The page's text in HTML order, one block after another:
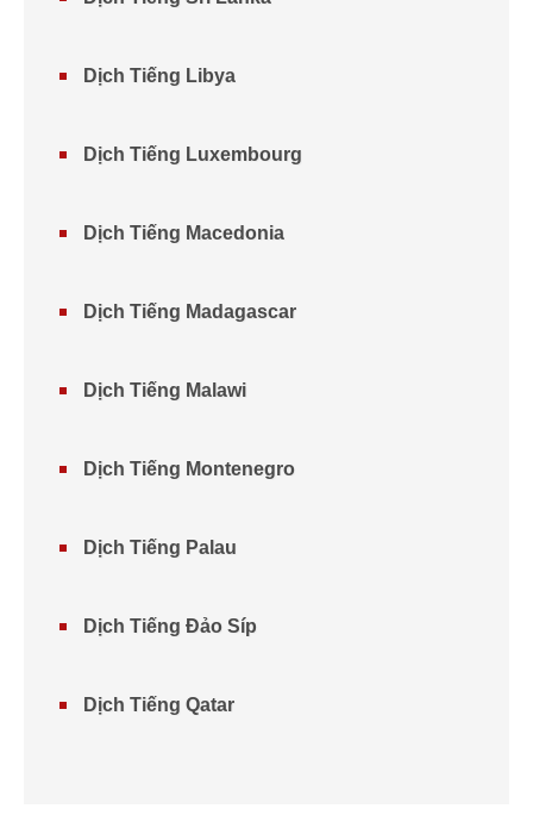
Dịch Tiếng Libya
Dịch Tiếng Luxembourg
Dịch Tiếng Macedonia
Dịch Tiếng Madagascar
Dịch Tiếng Malawi
Dịch Tiếng Montenegro
Dịch Tiếng Palau
Dịch Tiếng Đảo Síp
Dịch Tiếng Qatar